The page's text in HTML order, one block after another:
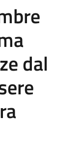
dal